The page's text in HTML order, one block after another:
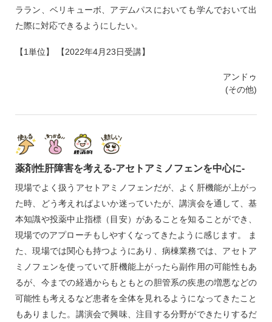
ララン、ベリキューボ、アデムパスにおいても学んでおいて出
た際に対応できるようにしたい。
【1単位】 【2022年4月23日受講】
アンドゥ
(その他)
薬剤性肝障害を考える‐アセトアミノフェンを中心に‐
現場でよく扱うアセトアミノフェンだが、よく肝機能が上がっ
た時、どう考えればよいか迷っていたが、講演会を通して、基
本知識や投薬中止指標（目安）があることを知ることができ、
現場でのアプローチもしやすくなってきたように感じます。 ま
た、現場では関心も持つようにあり、病棟業務では、アセトア
ミノフェンを使っていて肝機能上がったら副作用の可能性もあ
るが、今までの経過からもともとの胆管系の疾患の増悪などの
可能性も考えるなど患者を全体を見れるようになってきたこと
もありました。講演会で興味、注目する分野ができたりするだ